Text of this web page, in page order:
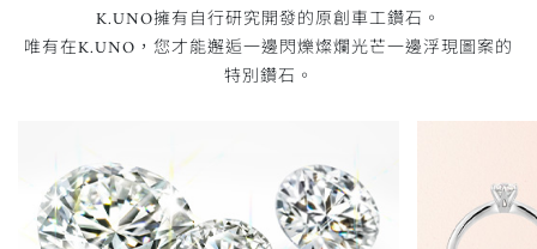
K.UNO擁有自行研究開發的原創車工鑽石。
唯有在K.UNO，您才能邂逅一邊閃爍燦爛光芒一邊浮現圖案的
特別鑽石。